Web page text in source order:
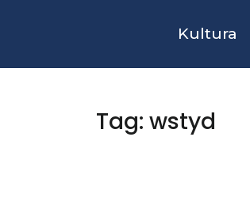
Kultura
Tag: wstyd